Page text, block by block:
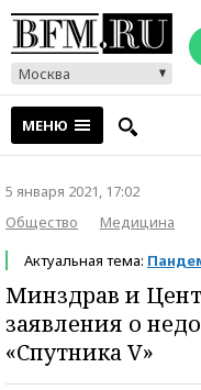
Москва
МЕНЮ
5 января 2021, 17:02
Общество
Медицина
Актуальная тема:
Минздрав и
заявления о
«Спутника V»